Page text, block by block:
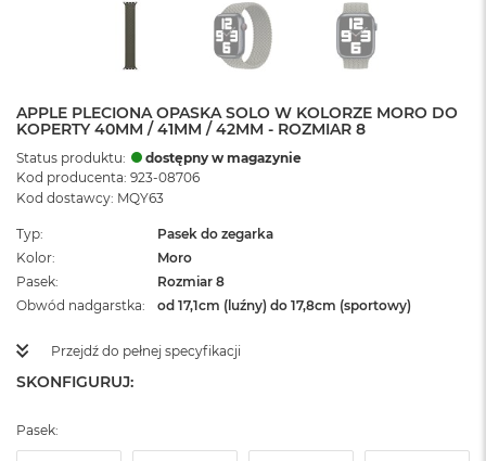
APPLE PLECIONA OPASKA SOLO W KOLORZE MORO DO
KOPERTY 40MM / 41MM / 42MM - ROZMIAR 8
Status produktu:
dostępny w magazynie
Kod producenta: 923-08706
Kod dostawcy: MQY63
Typ
Pasek do zegarka
Kolor
Moro
Pasek
Rozmiar 8
Obwód nadgarstka
od 17,1cm (luźny) do 17,8cm (sportowy)
Przejdź do pełnej specyfikacji
SKONFIGURUJ:
Pasek: